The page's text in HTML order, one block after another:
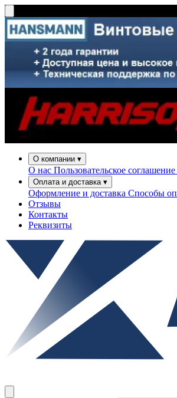
О компании ▾
О нас Пользовательское соглашение
Оплата и доставка ▾
Оформление и доставка Способы
Отзывы
Контакты
Реквизиты